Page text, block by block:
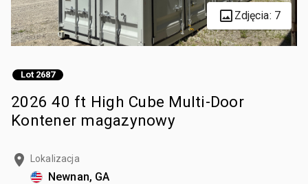
Zdjęcia: 7
Lot 2687
2026 40 ft High Cube Multi-Door
Kontener magazynowy
Lokalizacja
Newnan, GA